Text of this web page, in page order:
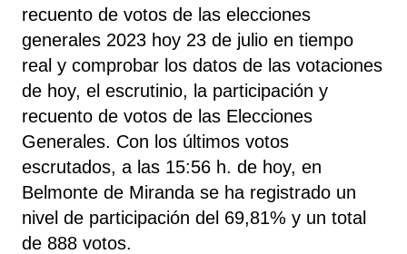
recuento de votos de las elecciones
generales 2023 hoy 23 de julio en tiempo
real y comprobar los datos de las votaciones
de hoy, el escrutinio, la participación y
recuento de votos de las Elecciones
Generales. Con los últimos votos
escrutados, a las 15:56 h. de hoy, en
Belmonte de Miranda se ha registrado un
nivel de participación del 69,81% y un total
de 888 votos.